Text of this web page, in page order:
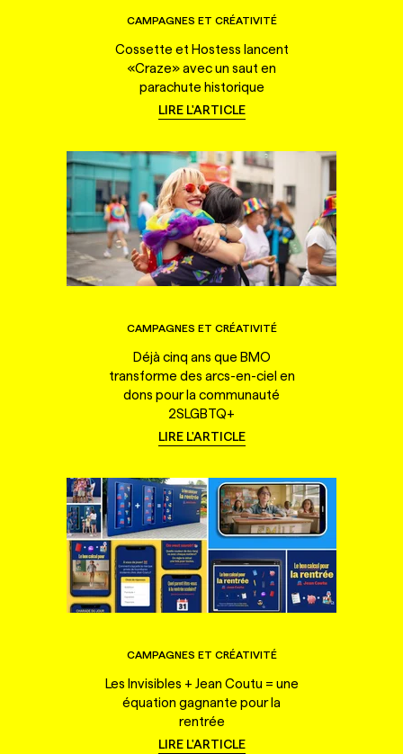
CAMPAGNES ET CRÉATIVITÉ
Cossette et Hostess lancent
«Craze» avec un saut en
parachute historique
LIRE L'ARTICLE
CAMPAGNES ET CRÉATIVITÉ
Déjà cinq ans que BMO
transforme des arcs-en-ciel en
dons pour la communauté
2SLGBTQ+
LIRE L'ARTICLE
CAMPAGNES ET CRÉATIVITÉ
Les Invisibles + Jean Coutu = une
équation gagnante pour la
rentrée
LIRE L'ARTICLE